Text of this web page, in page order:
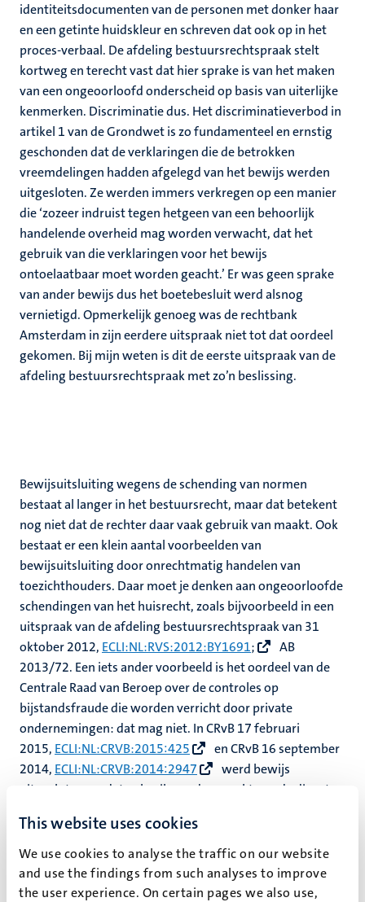
This website uses cookies
We use cookies to analyse the traffic on our website
and use the findings from such analyses to improve
the user experience. On certain pages we also use,
identiteitsdocumenten van de personen met donker haar
en een getinte huidskleur en schreven dat ook op in het
proces-verbaal. De afdeling bestuursrechtspraak stelt
kortweg en terecht vast dat hier sprake is van het maken
van een ongeoorloofd onderscheid op basis van uiterlijke
kenmerken. Discriminatie dus. Het discriminatieverbod in
artikel 1 van de Grondwet is zo fundamenteel en ernstig
geschonden dat de verklaringen die de betrokken
vreemdelingen hadden afgelegd van het bewijs werden
uitgesloten. Ze werden immers verkregen op een manier
die ‘zozeer indruist tegen hetgeen van een behoorlijk
handelende overheid mag worden verwacht, dat het
gebruik van die verklaringen voor het bewijs
ontoelaatbaar moet worden geacht.’ Er was geen sprake
van ander bewijs dus het boetebesluit werd alsnog
vernietigd. Opmerkelijk genoeg was de rechtbank
Amsterdam in zijn eerdere uitspraak niet tot dat oordeel
gekomen. Bij mijn weten is dit de eerste uitspraak van de
afdeling bestuursrechtspraak met zo’n beslissing.
Bewijsuitsluiting wegens de schending van normen
bestaat al langer in het bestuursrecht, maar dat betekent
nog niet dat de rechter daar vaak gebruik van maakt. Ook
bestaat er een klein aantal voorbeelden van
bewijsuitsluiting door onrechtmatig handelen van
toezichthouders. Daar moet je denken aan ongeoorloofde
schendingen van het huisrecht, zoals bijvoorbeeld in een
uitspraak van de afdeling bestuursrechtspraak van 31
oktober 2012, ECLI:NL:RVS:2012:BY1691;
AB
2013/72. Een iets ander voorbeeld is het oordeel van de
Centrale Raad van Beroep over de controles op
bijstandsfraude die worden verricht door private
ondernemingen: dat mag niet. In CRvB 17 februari
2015, ECLI:NL:CRVB:2015:425
en CRvB 16 september
2014, ECLI:NL:CRVB:2014:2947
werd bewijs
uitgesloten omdat gebruik werd gemaakt van de diensten
levenssfeer van de uitkeringsgerechtigde ingrijpende
controleonderzoek uitvoerde. De Centrale Raad vindt dat
deze controle tot de kerntaken binnen het publieke
domein behoort. De overheid mag daarvoor geen